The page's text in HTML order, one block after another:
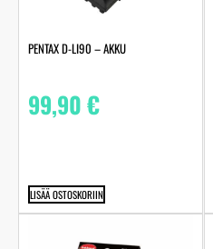
PENTAX D-LI90 – AKKU
99,90€
LISÄÄ OSTOSKORIIN